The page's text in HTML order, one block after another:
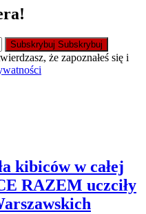
Subskrybuj Subskrybuj
że zapoznałeś się i
kibiców w całej
RAZEM uczciły